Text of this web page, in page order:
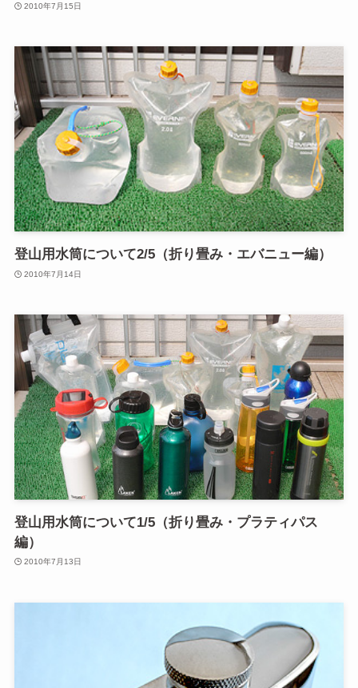
2010年7月15日
登山用水筒について2/5（折り畳み・エバニュー編）
2010年7月14日
登山用水筒について1/5（折り畳み・プラティパス
編）
2010年7月13日